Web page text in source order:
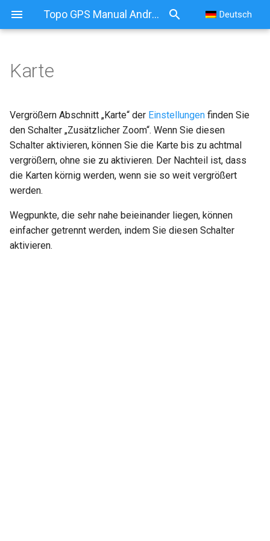
Topo GPS Manual Android Deutsch
Karte
Vergrößern Abschnitt „Karte“ der Einstellungen finden Sie
den Schalter „Zusätzlicher Zoom“. Wenn Sie diesen
Schalter aktivieren, können Sie die Karte bis zu achtmal
vergrößern, ohne sie zu aktivieren. Der Nachteil ist, dass
die Karten körnig werden, wenn sie so weit vergrößert
werden.
Wegpunkte, die sehr nahe beieinander liegen, können
einfacher getrennt werden, indem Sie diesen Schalter
aktivieren.